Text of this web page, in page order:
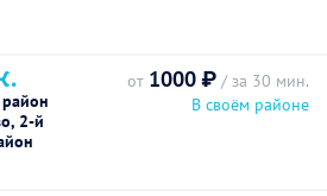
2-й
от 1000 ₽ / за 30 мин.
В своём районе